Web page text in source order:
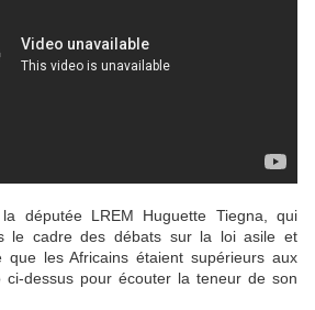
députée LREM Huguette Tiegna, qui
le cadre des débats sur la loi asile et
que les Africains étaient supérieurs aux
ci-dessus pour écouter la teneur de son